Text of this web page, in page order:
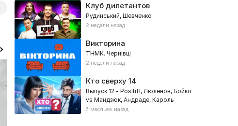
Клуб дилетантов
Рудинський, Шевченко
2 недели назад
Викторина
ТНМК. Чернівці
2 недели назад
Кто сверху14
Выпуск 12 - Positiff, Люленов, Бойко
vs Мандзюк, Андраде, Кароль
7 месяцев назад